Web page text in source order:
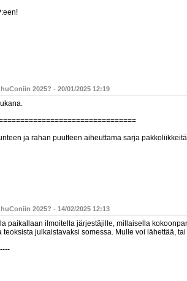
2025? - 20/01/2025 12:19
ja rahan puutteen aiheuttama sarja
2025? - 14/02/2025 12:13
paikallaan ilmoitella järjestäjille, millaisella
teoksista julkaistavaksi somessa. Mulle voi lähettää,